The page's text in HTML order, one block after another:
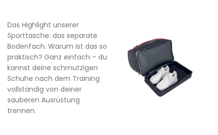
Das Highlight unserer
Sporttasche: das separate
Bodenfach. Warum ist das so
praktisch? Ganz einfach – du
kannst deine schmutzigen
Schuhe nach dem Training
vollständig von deiner
sauberen Ausrüstung
trennen.